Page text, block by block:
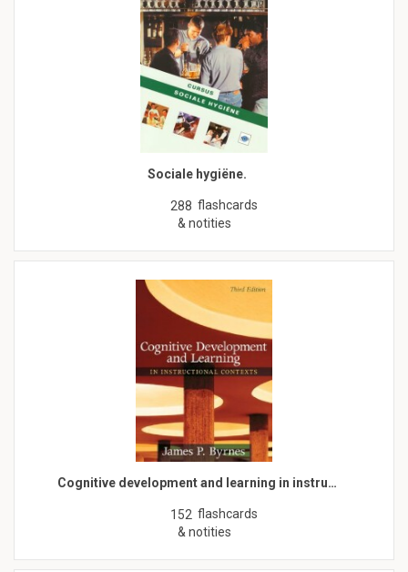
Sociale hygiëne.
288 flashcards
& notities
Cognitive development and learning in instru…
152 flashcards
& notities